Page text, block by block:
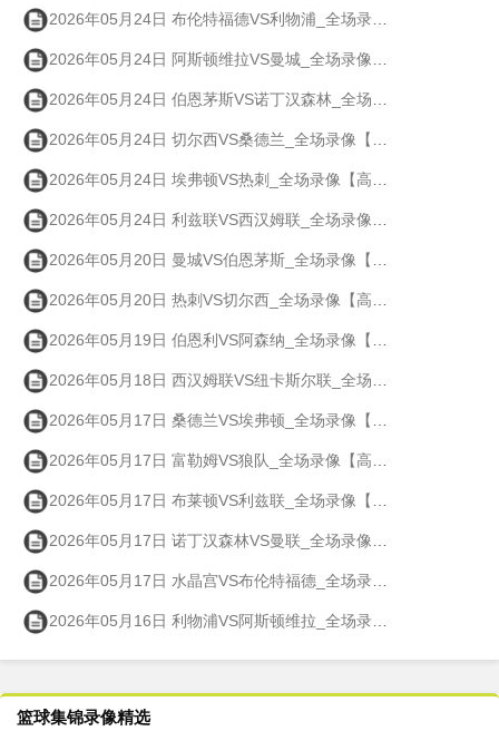
2026年05月24日 布伦特福德VS利物浦_全场录像【高清回放】
2026年05月24日 阿斯顿维拉VS曼城_全场录像【高清回放】
2026年05月24日 伯恩茅斯VS诺丁汉森林_全场录像【高清回放】
2026年05月24日 切尔西VS桑德兰_全场录像【高清回放】
2026年05月24日 埃弗顿VS热刺_全场录像【高清回放】
2026年05月24日 利兹联VS西汉姆联_全场录像【高清回放】
2026年05月20日 曼城VS伯恩茅斯_全场录像【高清回放】
2026年05月20日 热刺VS切尔西_全场录像【高清回放】
2026年05月19日 伯恩利VS阿森纳_全场录像【高清回放】
2026年05月18日 西汉姆联VS纽卡斯尔联_全场录像【高清回放】
2026年05月17日 桑德兰VS埃弗顿_全场录像【高清回放】
2026年05月17日 富勒姆VS狼队_全场录像【高清回放】
2026年05月17日 布莱顿VS利兹联_全场录像【高清回放】
2026年05月17日 诺丁汉森林VS曼联_全场录像【高清回放】
2026年05月17日 水晶宫VS布伦特福德_全场录像【高清回放】
2026年05月16日 利物浦VS阿斯顿维拉_全场录像【高清回放】
篮球集锦录像精选